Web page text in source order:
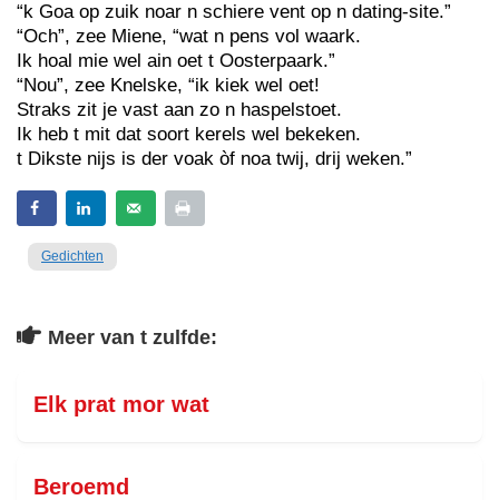
“k Goa op zuik noar n schiere vent op n dating-site.”
“Och”, zee Miene, “wat n pens vol waark.
Ik hoal mie wel ain oet t Oosterpaark.”
“Nou”, zee Knelske, “ik kiek wel oet!
Straks zit je vast aan zo n haspelstoet.
Ik heb t mit dat soort kerels wel bekeken.
t Dikste nijs is der voak òf noa twij, drij weken.”
Gedichten
Meer van t zulfde:
Elk prat mor wat
Beroemd